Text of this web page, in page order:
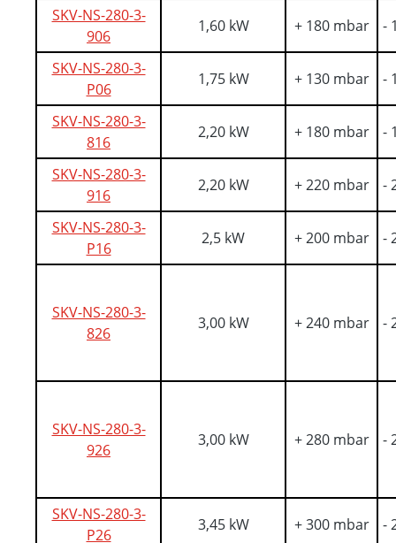
SKV-NS-280-3-
906
1,60 kW + 180 mbar -
SKV-NS-280-3-
P06
1,75 kW + 130 mbar -
SKV-NS-280-3-
816
2,20 kW + 180 mbar -
SKV-NS-280-3-
916
2,20 kW + 220 mbar -
SKV-NS-280-3-
P16
2,5 kW + 200 mbar -
SKV-NS-280-3-
826
3,00 kW + 240 mbar -
SKV-NS-280-3-
926
3,00 kW + 280 mbar -
SKV-NS-280-3-
P26
3,45 kW + 300 mbar -